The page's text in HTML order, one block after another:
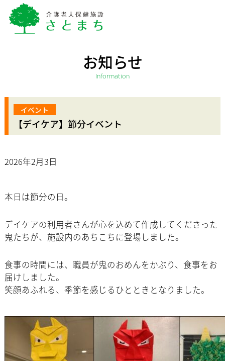
お知らせ
Information
【デイケア】節分イベント
2026年2月3日
本日は節分の日。
デイケアの利用者さんが心を込めて作成してくださった
鬼たちが、施設内のあちこちに登場しました。
食事の時間には、職員が鬼のおめんをかぶり、食事をお
届けしました。
笑顔あふれる、季節を感じるひとときとなりました。